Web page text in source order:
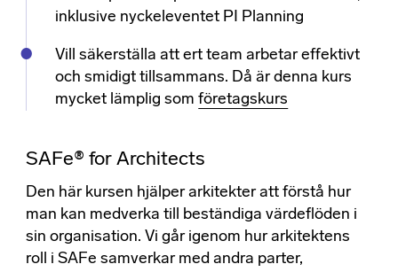
inklusive nyckeleventet PI Planning
Vill säkerställa att ert team arbetar effektivt
och smidigt tillsammans. Då är denna kurs
mycket lämplig somföretagskurs
SAFe® for Architects
Den här kursen hjälper arkitekter att förstå hur
man kan medverka till beständiga värdeflöden i
sin organisation. Vi går igenom hur arkitektens
roll i SAFe samverkar med andra parter,